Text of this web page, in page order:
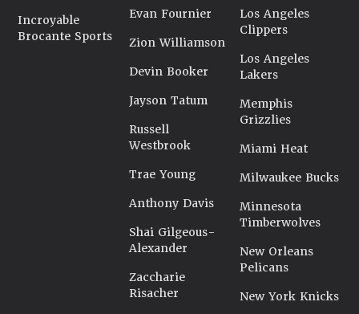
Incroyable
Brocante Sports
Evan Fournier
Zion Williamson
Devin Booker
Jayson Tatum
Russell
Westbrook
Trae Young
Anthony Davis
Shai Gilgeous-
Alexander
Zaccharie
Risacher
Los Angeles
Clippers
Los Angeles
Lakers
Memphis
Grizzlies
Miami Heat
Milwaukee Bucks
Minnesota
Timberwolves
New Orleans
Pelicans
New York Knicks